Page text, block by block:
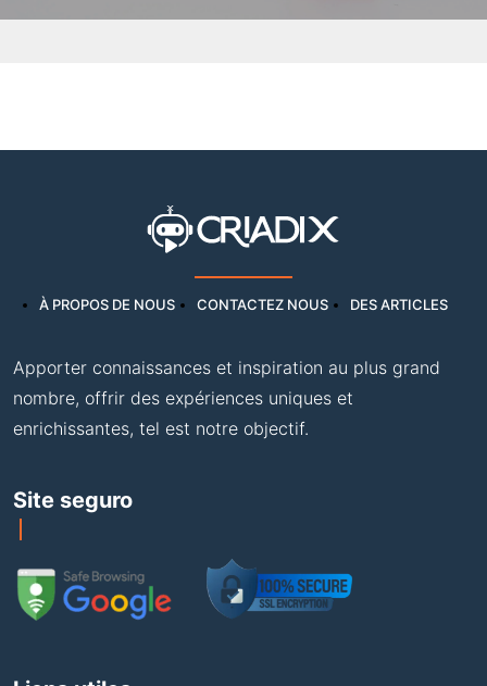
À PROPOS DE NOUS CONTACTEZ NOUS DES ARTICLES
Apporter connaissances et inspiration au plus grand
nombre, offrir des expériences uniques et
enrichissantes, tel est notre objectif.
Site seguro